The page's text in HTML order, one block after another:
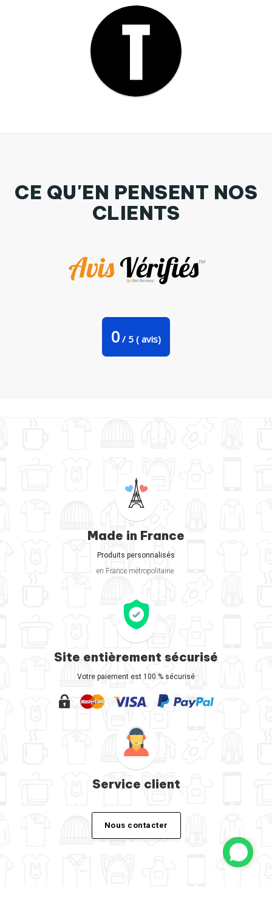
CE QU'EN PENSENT NOS
CLIENTS
0 / 5 ( avis)
Made in France
Produits personnalisés
en France métropolitaine.
Site entièrement sécurisé
Votre paiement est 100 % sécurisé
Service client
Nous contacter